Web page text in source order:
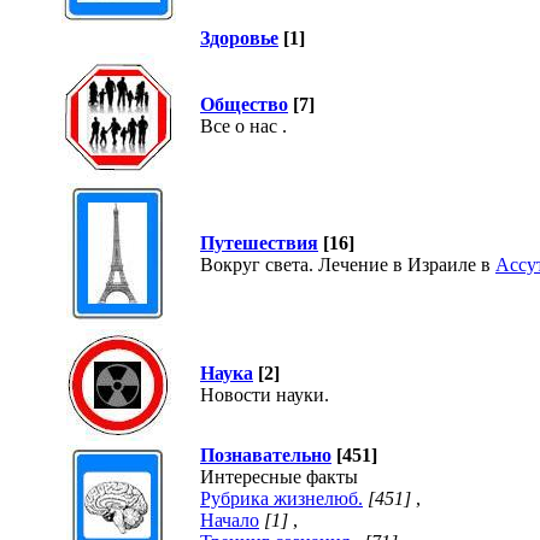
Здоровье [1]
Общество [7]
Все о нас .
Путешествия [16]
Вокруг света. Лечение в Израиле в
Наука [2]
Новости науки.
Познавательно [451]
Интересные факты
Рубрика жизнелюб. [451] ,
Начало [1] ,